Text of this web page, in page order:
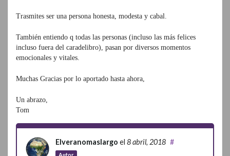
Trasmites ser una persona honesta, modesta y cabal.
También entiendo q todas las personas (incluso las más felices
incluso fuera del caradelibro), pasan por diversos momentos
emocionales y vitales.
Muchas Gracias por lo aportado hasta ahora,
Un abrazo,
Tom
Elveranomaslargo el 8 abril, 2018
Autor
#